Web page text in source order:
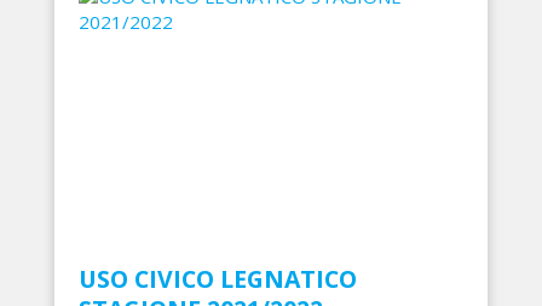
USO CIVICO LEGNATICO